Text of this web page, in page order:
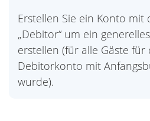
Erstellen Sie ein Konto mit
„Debitor“ um ein
erstellen (für alle Gäste für
Debitorkonto mit
wurde).